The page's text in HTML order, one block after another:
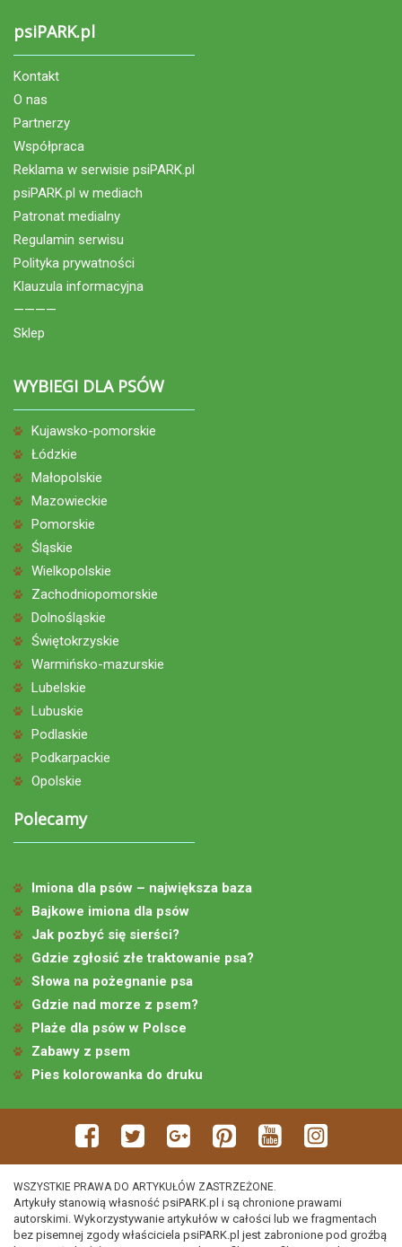
psiPARK.pl
Kontakt
O nas
Partnerzy
Współpraca
Reklama w serwisie psiPARK.pl
psiPARK.pl w mediach
Patronat medialny
Regulamin serwisu
Polityka prywatności
Klauzula informacyjna
————
Sklep
WYBIEGI DLA PSÓW
Kujawsko-pomorskie
Łódzkie
Małopolskie
Mazowieckie
Pomorskie
Śląskie
Wielkopolskie
Zachodniopomorskie
Dolnośląskie
Świętokrzyskie
Warmińsko-mazurskie
Lubelskie
Lubuskie
Podlaskie
Podkarpackie
Opolskie
Polecamy
Imiona dla psów – największa baza
Bajkowe imiona dla psów
Jak pozbyć się sierści?
Gdzie zgłosić złe traktowanie psa?
Słowa na pożegnanie psa
Gdzie nad morze z psem?
Plaże dla psów w Polsce
Zabawy z psem
Pies kolorowanka do druku
WSZYSTKIE PRAWA DO ARTYKUŁÓW ZASTRZEŻONE.
Artykuły stanowią własność psiPARK.pl i są chronione prawami
autorskimi. Wykorzystywanie artykułów w całości lub we fragmentach
bez pisemnej zgody właściciela psiPARK.pl jest zabronione pod groźbą